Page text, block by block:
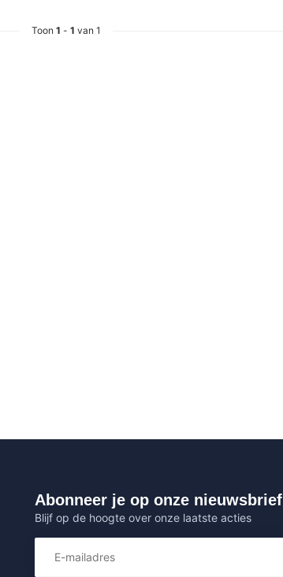
Toon 1 - 1 van 1
Abonneer je op onze nieuwsbrief
Blijf op de hoogte over onze laatste acties